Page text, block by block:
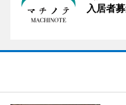
入居者